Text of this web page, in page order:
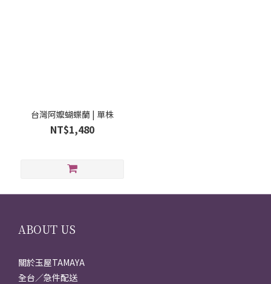
台灣阿嬤蝴蝶蘭 | 單株
NT$1,480
ABOUT US
關於玉屋TAMAYA
全台／急件配送